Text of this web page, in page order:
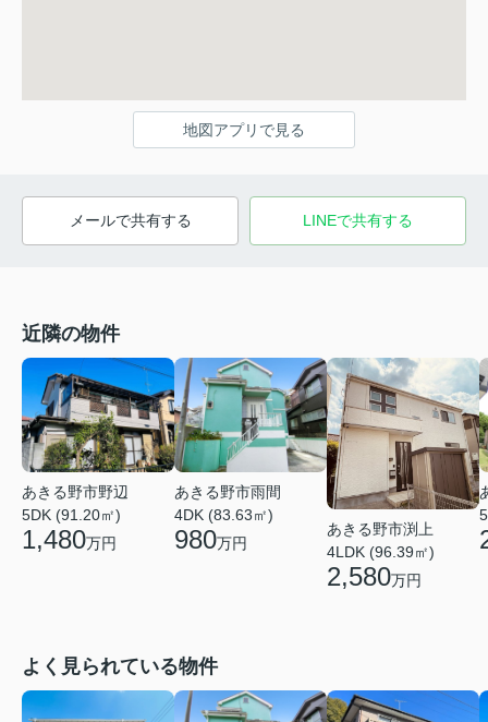
地図アプリで見る
メールで共有する LINEで共有する
近隣の物件
あきる野市野辺
5DK (91.20㎡)
1,480万円
あきる野市雨間
4DK (83.63㎡)
980万円
あきる野市渕上
4LDK (96.39㎡)
2,580万円
よく見られている物件